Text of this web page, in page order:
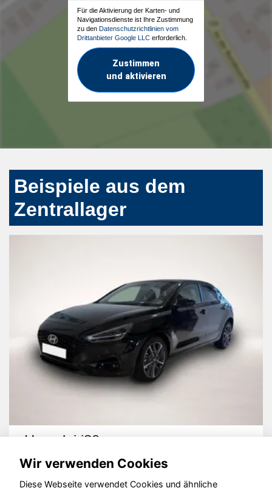
Für die Aktivierung der Karten- und
Navigationsdienste ist Ihre Zustimmung
zu den Datenschutzrichtlinien vom
Drittanbieter Google LLC erforderlich.
Zustimmen
und aktivieren
Beispiele aus dem
Zentrallager
Hyundai i30
Wir verwenden Cookies
Diese Webseite verwendet Cookies und ähnliche